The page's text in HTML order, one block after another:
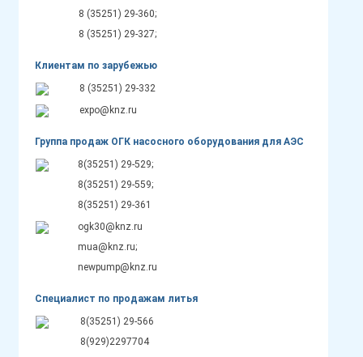
8 (35251) 29-360;
8 (35251) 29-327;
Клиентам по зарубежью
8 (35251) 29-332
expo@knz.ru
Группа продаж ОГК насосного оборудования для АЭС
8(35251) 29-529;
8(35251) 29-559;
8(35251) 29-361
ogk30@knz.ru
mua@knz.ru;
newpump@knz.ru
Специалист по продажам литья
8(35251) 29-566
8(929)2297704